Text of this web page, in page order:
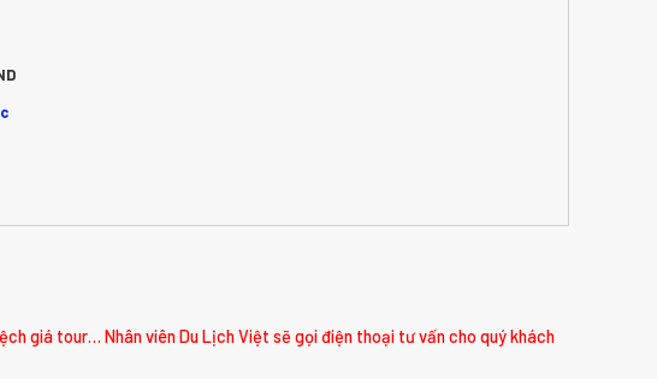
giá tour… Nhân viên Du Lịch Việt sẽ gọi điện thoại tư vấn cho quý khách